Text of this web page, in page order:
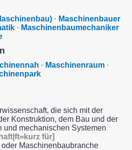
· Maschinenbauer
· Maschinenbaumechaniker
· Maschinenraum ·
die sich mit der
Konstruktion, dem Bau und der
und mechanischen Systemen
für]
Maschinenbaubranche